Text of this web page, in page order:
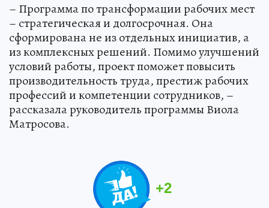
– Программа по трансформации рабочих мест
– стратегическая и долгосрочная. Она
сформирована не из отдельных инициатив, а
из комплексных решений. Помимо улучшений
условий работы, проект поможет повысить
производительность труда, престиж рабочих
профессий и компетенции сотрудников, –
рассказала руководитель программы Виола
Матросова.
+2